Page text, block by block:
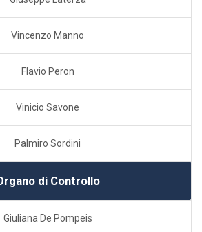
Vincenzo Manno
Flavio Peron
Vinicio Savone
Palmiro Sordini
di Controllo
Giuliana De Pompeis